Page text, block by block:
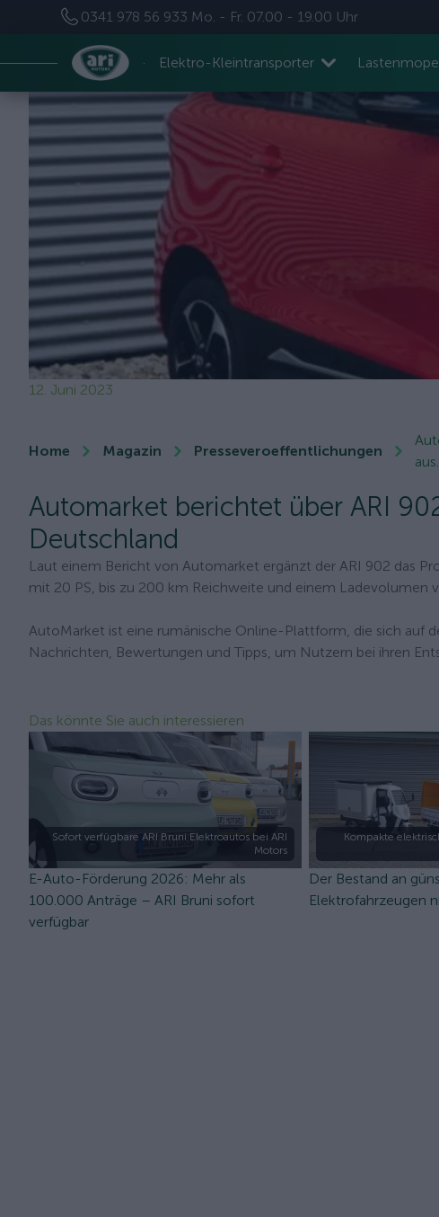
0341 978 56 933 Mo. - Fr. 07.00 - 19.00 Uhr
Elektro-Kleintransporter
12. Juni 2023
Home Magazin Presseveroeffentlichungen
Automarket berichtet über ARI
Deutschland
Laut einem Bericht von Automarket ergänzt der ARI 902 das
mit 20 PS, bis zu 200 km Reichweite und einem Ladevolumen
AutoMarket ist eine rumänische Online-Plattform, die sich auf
Nachrichten, Bewertungen und Tipps, um Nutzern bei ihren
Das könnte Sie auch interessieren
Sofort verfügbare ARI Bruni Elektroautos bei ARI
Motors
E-Auto-Förderung 2026: Mehr als
100.000 Anträge – ARI Bruni sofort
verfügbar
Kompakte
Der Bestand an
Elektrofahrzeugen